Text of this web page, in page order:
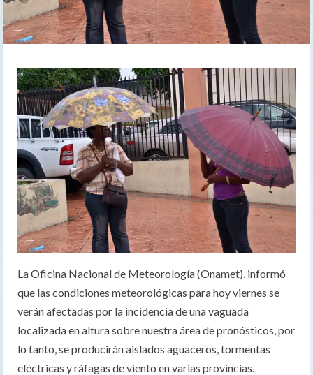
La Oficina Nacional de Meteorología (Onamet), informó
que las condiciones meteorológicas para hoy viernes se
verán afectadas por la incidencia de una vaguada
localizada en altura sobre nuestra área de pronósticos, por
lo tanto, se producirán aislados aguaceros, tormentas
eléctricas y ráfagas de viento en varias provincias.